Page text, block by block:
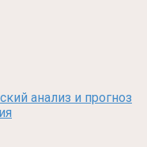
анализ и прогноз